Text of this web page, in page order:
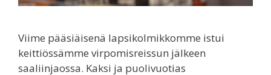
Viime pääsiäisenä lapsikolmikkomme istui
keittiössämme virpomisreissun jälkeen
saaliinjaossa. Kaksi ja puolivuotias